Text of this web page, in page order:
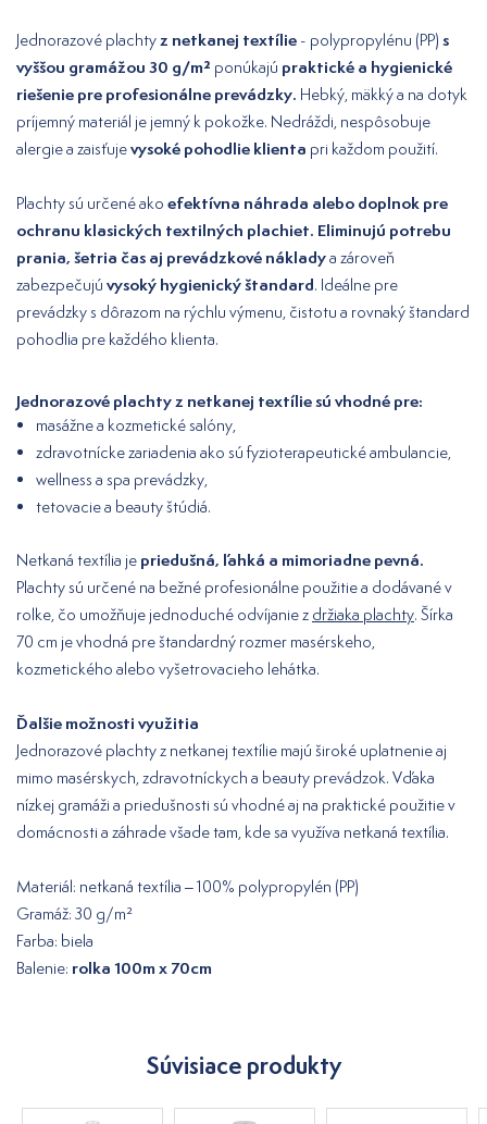
Jednorazové plachtyz netkanej textílie - polypropylénu (PP) s
vyššou gramážou 30 g/m² ponúkajú praktické a hygienické
riešenie pre profesionálne prevádzky. Hebký, mäkký a na dotyk
príjemný materiál je jemný k pokožke. Nedráždi, nespôsobuje
alergie a zaisťujevysoké pohodlie klienta pri každom použití.
Plachty sú určené ako efektívna náhrada alebo doplnok pre
ochranu klasických textilných plachiet. Eliminujú potrebu
prania, šetria čas aj prevádzkové nákladya zároveň
zabezpečujú vysoký hygienický štandard. Ideálne pre
prevádzky s dôrazom na rýchlu výmenu, čistotu a rovnaký štandard
pohodlia pre každého klienta.
Jednorazové plachty z netkanej textílie sú vhodné pre:
masážne a kozmetické salóny,
zdravotnícke zariadenia ako sú fyzioterapeutické ambulancie,
wellness a spa prevádzky,
tetovacie a beauty štúdiá.
Netkaná textília je priedušná, ľahká a mimoriadne pevná.
Plachty sú určené na bežné profesionálne použitie a dodávané v
rolke, čo umožňuje jednoduché odvíjanie z držiaka plachty. Šírka
70 cm je vhodná pre štandardný rozmer masérskeho,
kozmetického alebo vyšetrovacieho lehátka.
Ďalšie možnosti využitia
Jednorazové plachty z netkanej textílie majú široké uplatnenie aj
mimo masérskych, zdravotníckych a beauty prevádzok. Vďaka
nízkej gramáži a priedušnosti sú vhodné aj na praktické použitie v
domácnosti a záhrade všade tam, kde sa využíva netkaná textília.
Materiál: netkaná textília – 100% polypropylén (PP)
Gramáž: 30 g/m²
Farba: biela
Balenie: rolka 100m x 70cm
Súvisiace produkty